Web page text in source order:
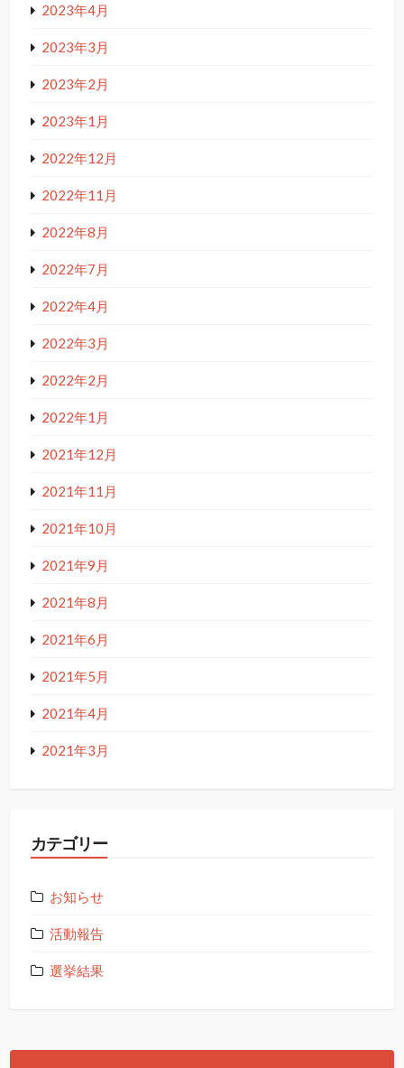
2023年4月
2023年3月
2023年2月
2023年1月
2022年12月
2022年11月
2022年8月
2022年7月
2022年4月
2022年3月
2022年2月
2022年1月
2021年12月
2021年11月
2021年10月
2021年9月
2021年8月
2021年6月
2021年5月
2021年4月
2021年3月
カテゴリー
お知らせ
活動報告
選挙結果